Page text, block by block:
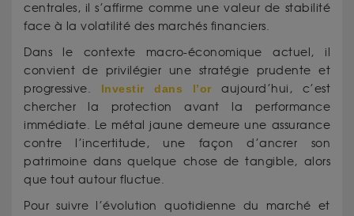
centrales, il s’affirme comme une valeur de stabilité
face à la volatilité des marchés financiers.
Dans le contexte macro-économique actuel, il
convient de privilégier une stratégie prudente et
progressive.
Investir dans l’oraujourd’hui, c’est
chercher la protection avant la performance
immédiate. Le métal jaune demeure une assurance
contre l’incertitude, une façon d’ancrer son
patrimoine dans quelque chose de tangible, alors
que tout autour fluctue.
Pour suivre l’évolution quotidienne du marché et